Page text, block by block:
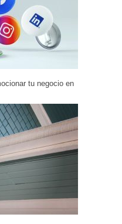
tu negocio en